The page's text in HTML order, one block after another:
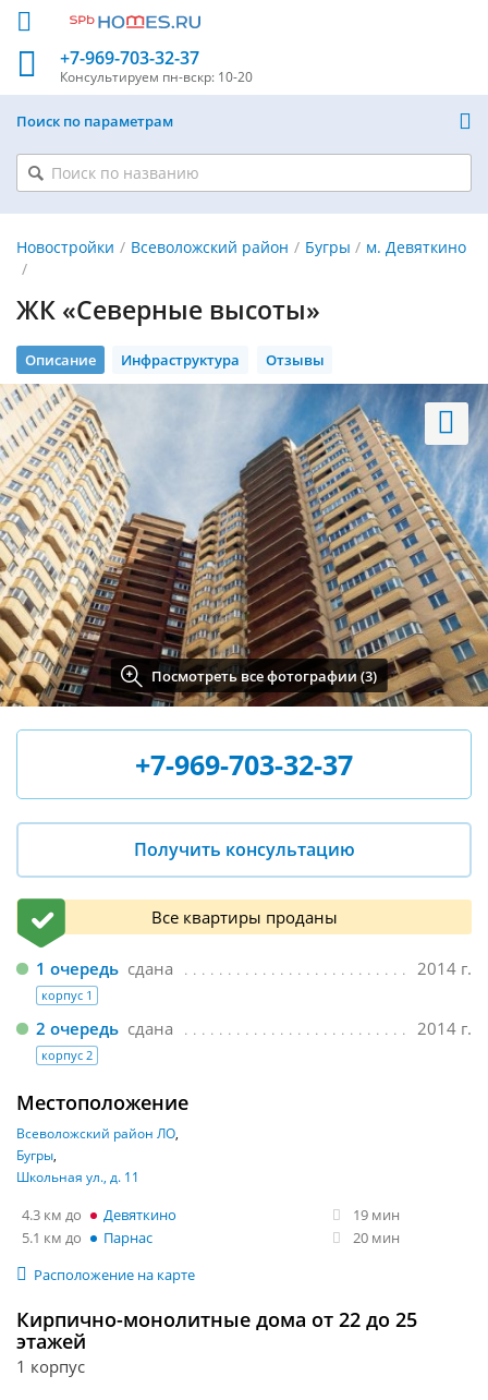
+7-969-703-32-37
Консультируем пн-вскр: 10-20
Поиск по параметрам
Новостройки Всеволожский район Бугры м. Девяткино
ЖК «Северные высоты»
Описание Инфраструктура Отзывы
Посмотреть все фотографии (3)
+7-969-703-32-37
Получить консультацию
Все квартиры проданы
2014 г.
1 очередь сдана
корпус 1
2014 г.
2 очередь сдана
корпус 2
Местоположение
Всеволожский район ЛО
Бугры
Школьная ул., д. 11
4.3 км Девяткино
19 мин
5.1 км
Парнас
20 мин
Расположение на карте
Кирпично-монолитные дома от 22 до 25
этажей
1 корпус